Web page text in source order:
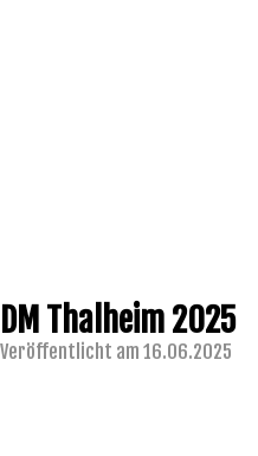
DM Thalheim 2025
Veröffentlicht am 16.06.2025